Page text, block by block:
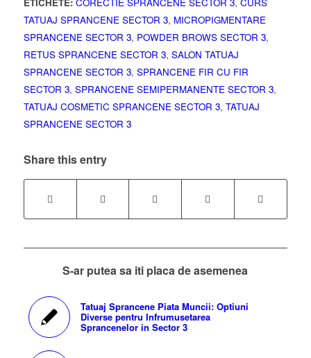
TATUAJ SPRANCENE SECTOR 3, MICROPIGMENTARE
SPRANCENE SECTOR 3, POWDER BROWS SECTOR 3,
RETUS SPRANCENE SECTOR 3, SALON TATUAJ
SPRANCENE SECTOR 3, SPRANCENE FIR CU FIR
SECTOR 3, SPRANCENE SEMIPERMANENTE SECTOR 3,
TATUAJ COSMETIC SPRANCENE SECTOR 3, TATUAJ
SPRANCENE SECTOR 3
Share this entry
S-ar putea sa iti placa de asemenea
Tatuaj Sprancene Piata Muncii: Optiuni
Diverse pentru Infrumusetarea
Sprancenelor in Sector 3